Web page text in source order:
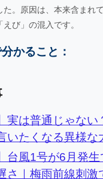
た。原因は、本来含まれ
び」の混入です。
かること：
実は普通じゃない
いたくなる異様な
台風1号が6月発
さ｜梅雨前線刺激